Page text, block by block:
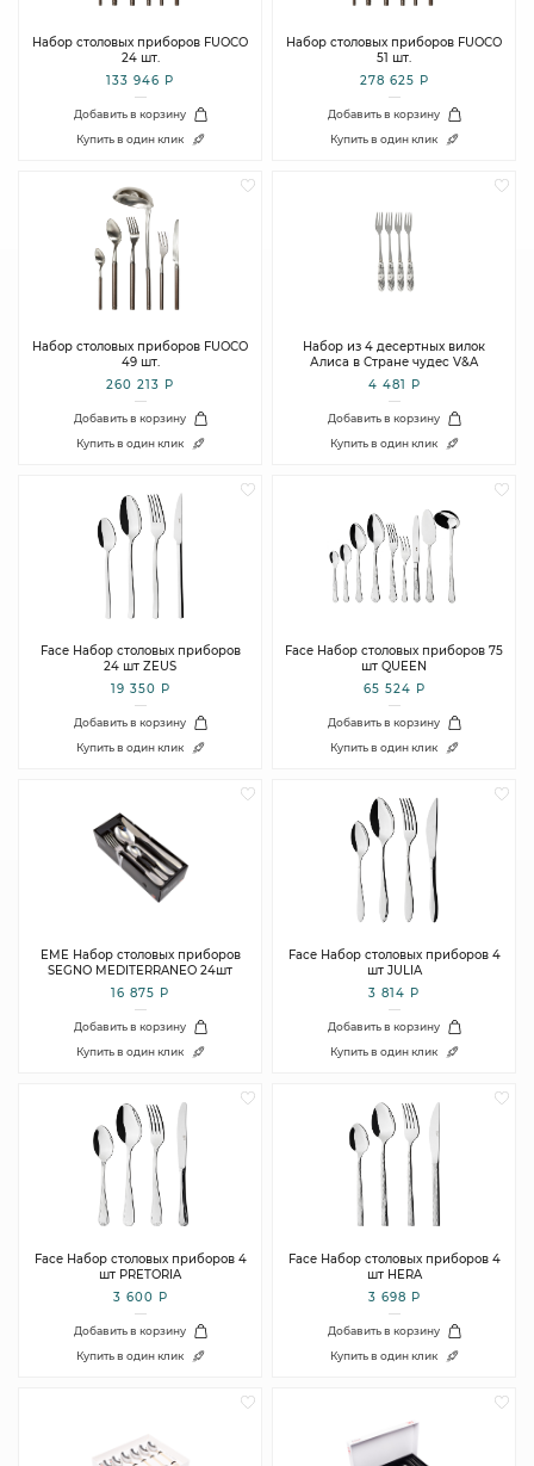
Набор столовых приборов FUOCO
24 шт.
133 946 Р
Добавить в корзину
Купить в один клик
Набор столовых приборов FUOCO
51 шт.
278 625 Р
Добавить в корзину
Купить в один клик
Набор столовых приборов FUOCO
49 шт.
260 213 Р
Добавить в корзину
Купить в один клик
Набор из 4 десертных вилок
Алиса в Стране чудес V&A
4 481 Р
Добавить в корзину
Купить в один клик
Face Набор столовых приборов
24 шт ZEUS
19 350 Р
Добавить в корзину
Купить в один клик
Face Набор столовых приборов 75
шт QUEEN
65 524 Р
Добавить в корзину
Купить в один клик
EME Набор столовых приборов
SEGNO MEDITERRANEO 24шт
16 875 Р
Добавить в корзину
Купить в один клик
Face Набор столовых приборов 4
шт JULIA
3 814 Р
Добавить в корзину
Купить в один клик
Face Набор столовых приборов 4
шт PRETORIA
3 600 Р
Добавить в корзину
Купить в один клик
Face Набор столовых приборов 4
шт HERA
3 698 Р
Добавить в корзину
Купить в один клик